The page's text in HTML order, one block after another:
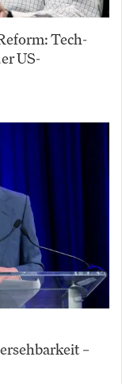
Tech-
US-
–